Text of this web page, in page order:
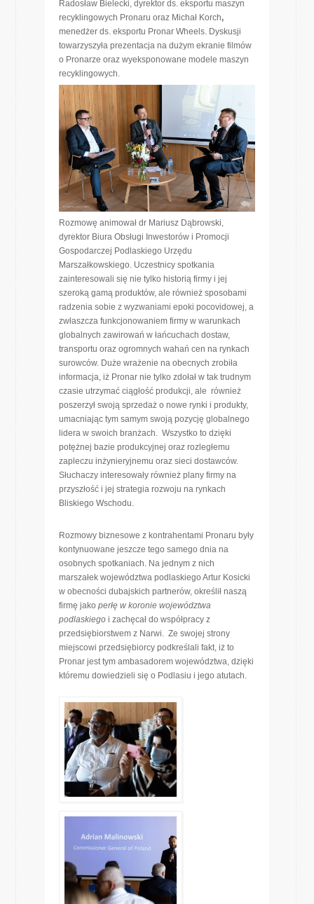
Radosław Bielecki, dyrektor ds. eksportu maszyn
recyklingowych Pronaru oraz Michał Korch,
menedżer ds. eksportu Pronar Wheels. Dyskusji
towarzyszyła prezentacja na dużym ekranie filmów
o Pronarze oraz wyeksponowane modele maszyn
recyklingowych.
Rozmowę animował dr Mariusz Dąbrowski,
dyrektor Biura Obsługi Inwestorów i Promocji
Gospodarczej Podlaskiego Urzędu
Marszałkowskiego. Uczestnicy spotkania
zainteresowali się nie tylko historią firmy i jej
szeroką gamą produktów, ale również sposobami
radzenia sobie z wyzwaniami epoki pocovidowej, a
zwłaszcza funkcjonowaniem firmy w warunkach
globalnych zawirowań w łańcuchach dostaw,
transportu oraz ogromnych wahań cen na rynkach
surowców. Duże wrażenie na obecnych zrobiła
informacja, iż Pronar nie tylko zdołał w tak trudnym
czasie utrzymać ciągłość produkcji, ale również
poszerzył swoją sprzedaż o nowe rynki i produkty,
umacniając tym samym swoją pozycję globalnego
lidera w swoich branżach. Wszystko to dzięki
potężnej bazie produkcyjnej oraz rozległemu
zapleczu inżynieryjnemu oraz sieci dostawców.
Słuchaczy interesowały również plany firmy na
przyszłość i jej strategia rozwoju na rynkach
Bliskiego Wschodu.
Rozmowy biznesowe z kontrahentami Pronaru były
kontynuowane jeszcze tego samego dnia na
osobnych spotkaniach. Na jednym z nich
marszałek województwa podlaskiego Artur Kosicki
w obecności dubajskich partnerów, określił naszą
firmę jako perłę w koronie województwa
podlaskiego i zachęcał do współpracy z
przedsiębiorstwem z Narwi. Ze swojej strony
miejscowi przedsiębiorcy podkreślali fakt, iż to
Pronar jest tym ambasadorem województwa, dzięki
któremu dowiedzieli się o Podlasiu i jego atutach.